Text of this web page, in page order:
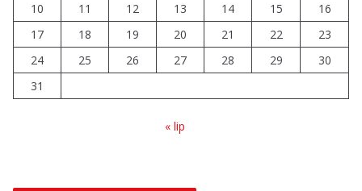
10
11 12 13 14 15
16
17
18 19 20 21 22
23
24
25 26 27 28 29
30
31
« lip